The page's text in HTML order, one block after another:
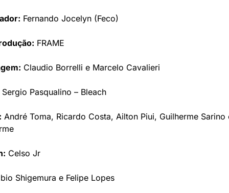
Fernando Jocelyn (Feco)
FRAME
Claudio Borrelli e Marcelo Cavalieri
Pasqualino – Bleach
André Toma, Ricardo Costa, Ailton Piui, Guilherme Sarino
Celso Jr
Shigemura e Felipe Lopes